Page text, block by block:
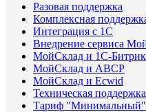
Разовая поддержка
Комплексная
Интеграция с 1С
Внедрение сервиса
МойСклад и 1С-
МойСклад и ABCP
МойСклад и Ecwid
Техническая поддержка
Тариф "Минимальный"